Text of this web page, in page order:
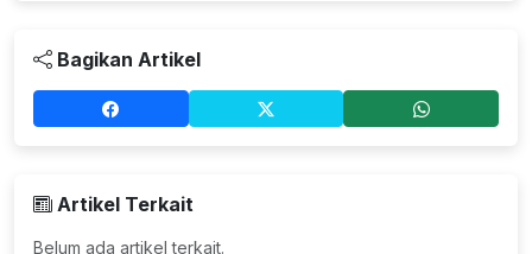
Bagikan Artikel
Artikel Terkait
Belum ada artikel terkait.